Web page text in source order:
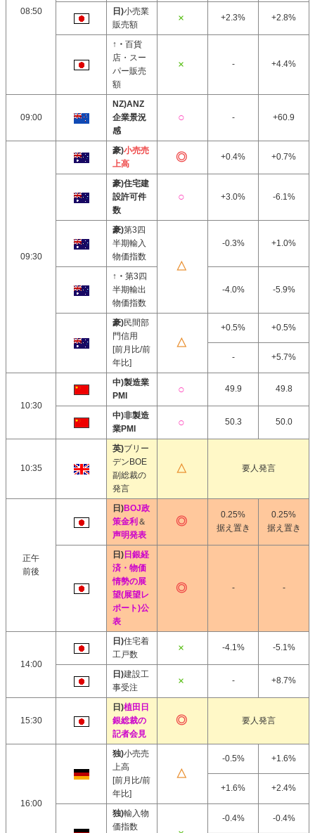
08:50 日)小売業
販売額
+2.3% +2.8%
↑・ 百貨
店・スー
パー販売
額
- +4.4%
09:00
NZ)ANZ
企業景況
感
- +60.9
09:30
豪)小売売
上高
+0.4% +0.7%
豪)住宅建
設許可件
数
+3.0% -6.1%
豪)第3四
半期輸入
物価指数
-0.3% +1.0%
↑・ 第3四
半期輸出
物価指数
-4.0% -5.9%
豪)民間部
門信用
[前月比/前
年比]
+0.5% +0.5%
- +5.7%
10:30
中)製造業
PMI
49.9 49.8
中)非製造
業PMI
50.3 50.0
10:35
英)ブリー
デンBOE
副総裁の
発言
要人発言
正午
前後
日)BOJ政
策金利 ＆
声明発表
0.25%
据え置き
0.25%
据え置き
日) 日銀経
済・物価
情勢の展
望(展望レ
ポート)公
表
- -
14:00
日)住宅着
工戸数
-4.1% -5.1%
日)建設工
事受注
- +8.7%
15:30
日)植田日
銀総裁の
記者会見
要人発言
16:00
独)小売売
上高
[前月比/前
年比]
-0.5% +1.6%
+1.6% +2.4%
独)輸入物
価指数
-0.4% -0.4%